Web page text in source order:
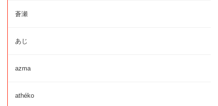
蒼瀬
あじ
azma
athéko